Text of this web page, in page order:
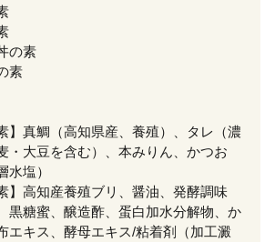
の素
素
】真鯛（高知県産、養殖）、タレ（濃
・大豆を含む）、本みりん、かつお
水塩）
】高知産養殖ブリ、醤油、発酵調味
黒糖蜜、醸造酢、蛋白加水分解物、か
エキス、酵母エキス/粘着剤（加工澱